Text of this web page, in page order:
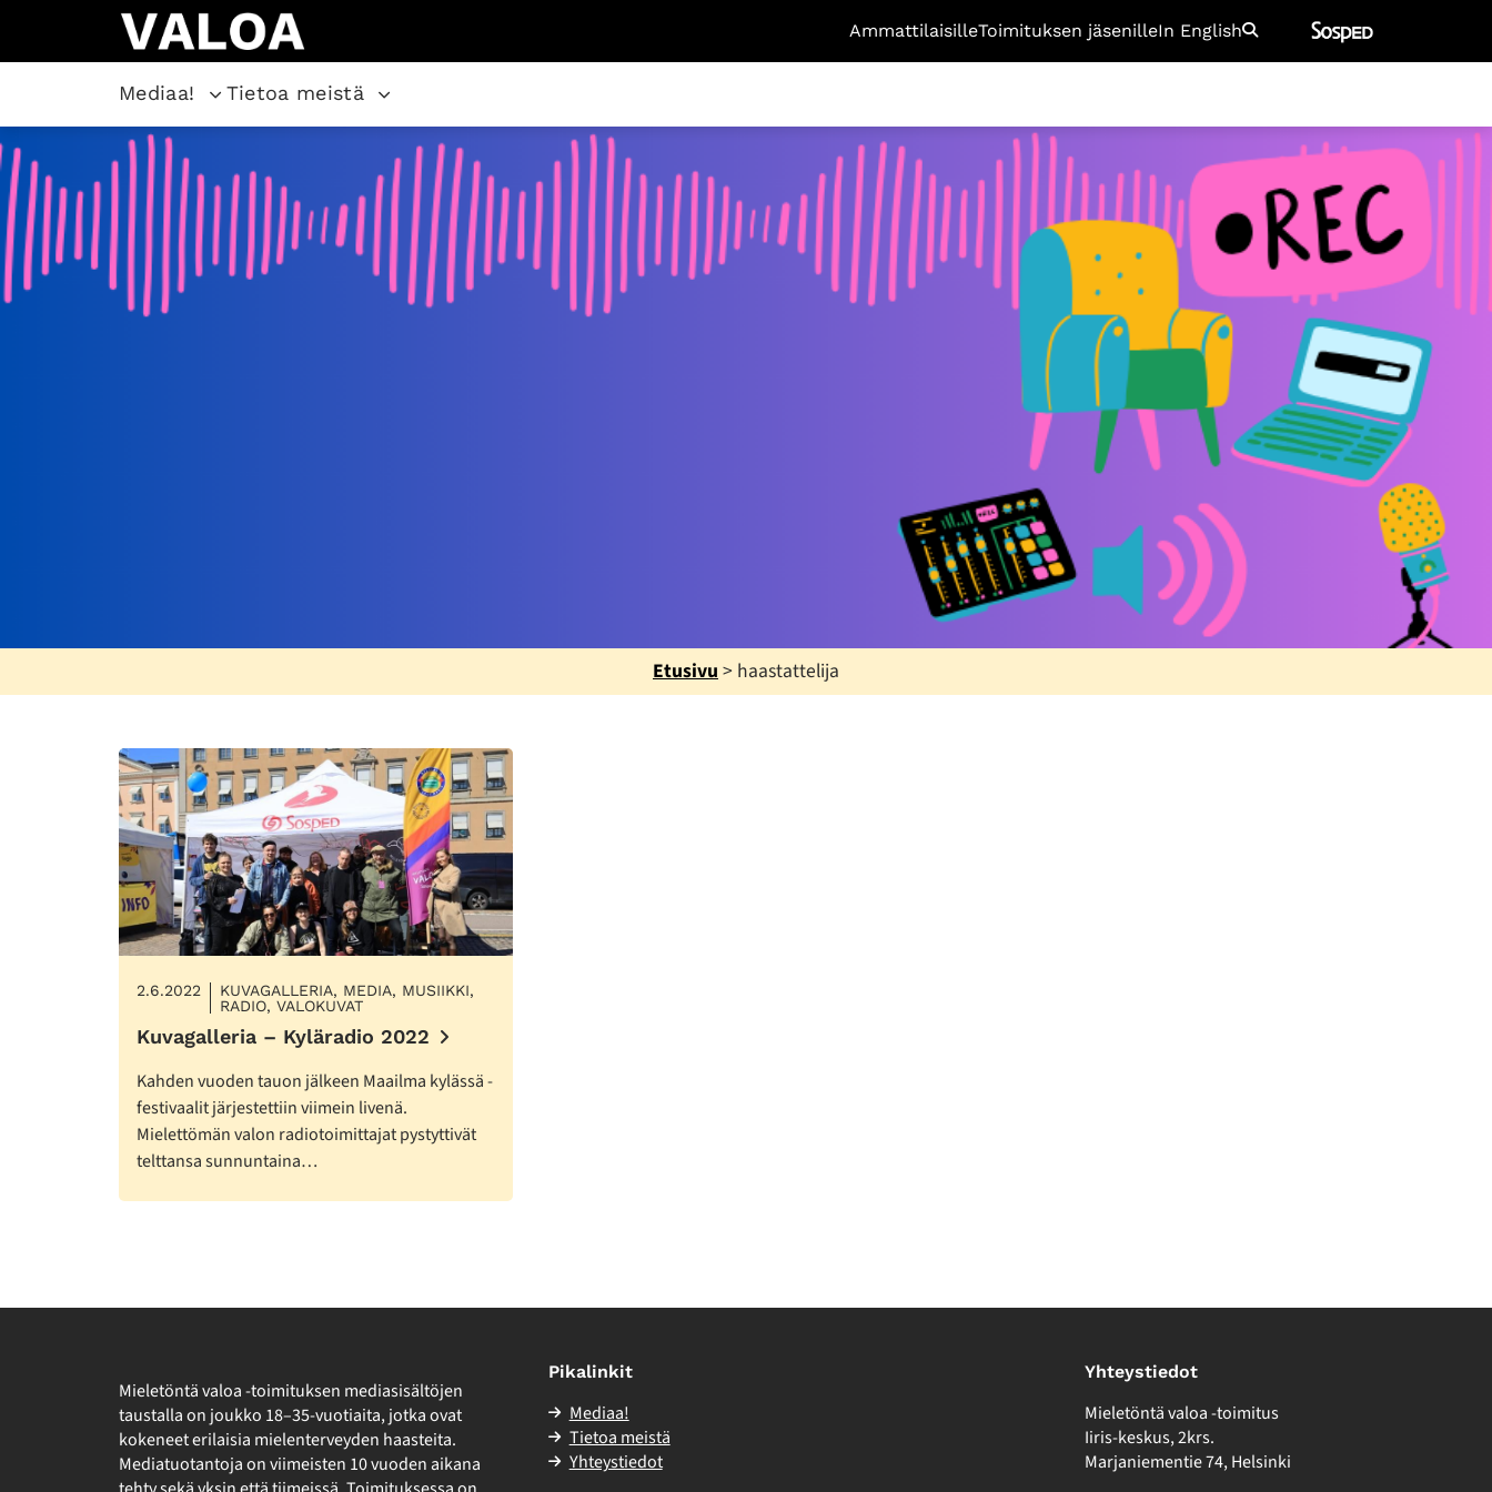
AmmattilaisilleToimituksen jäsenilleIn English Etsi
Mediaa! Tietoa meistä
Etusivu> haastattelija
2.6.2022
KUVAGALLERIA, MEDIA, MUSIIKKI,
RADIO, VALOKUVAT
Kuvagalleria – Kyläradio 2022
Kahden vuoden tauon jälkeen Maailma kylässä -
festivaalit järjestettiin viimein livenä.
Mielettömän valon radiotoimittajat pystyttivät
telttansa sunnuntaina…
Mieletöntä valoa -toimituksen mediasisältöjen
taustalla on joukko 18–35-vuotiaita, jotka ovat
kokeneet erilaisia mielenterveyden haasteita.
Mediatuotantoja on viimeisten 10 vuoden aikana
Pikalinkit
Mediaa!
Tietoa meistä
Yhteystiedot
Yhteystiedot
Mieletöntä valoa -toimitus
Iiris-keskus, 2krs.
Marjaniementie 74, Helsinki